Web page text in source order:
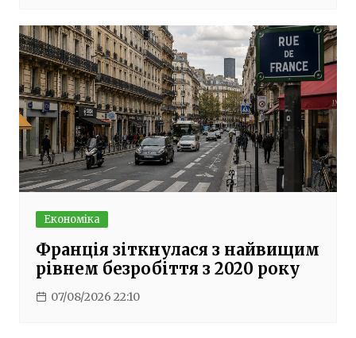
Економіка
Франція зіткнулася з найвищим
рівнем безробіття з 2020 року
07/08/2026 22:10